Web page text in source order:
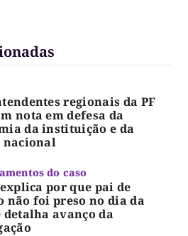
regionais da PF
nota em defesa da
da instituição e da
nacional
do caso
por que pai de
não foi preso no dia da
detalha avanço da